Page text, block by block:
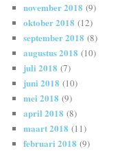
november 2018 (9)
oktober 2018 (12)
september 2018 (8)
augustus 2018 (10)
juli 2018 (7)
juni 2018 (10)
mei 2018 (9)
april 2018 (8)
maart 2018 (11)
februari 2018 (9)